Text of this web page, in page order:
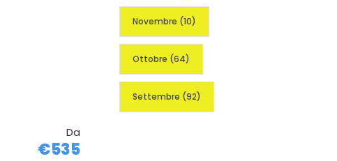
Da
€535
Novembre (10)
Ottobre (64)
Settembre (92)